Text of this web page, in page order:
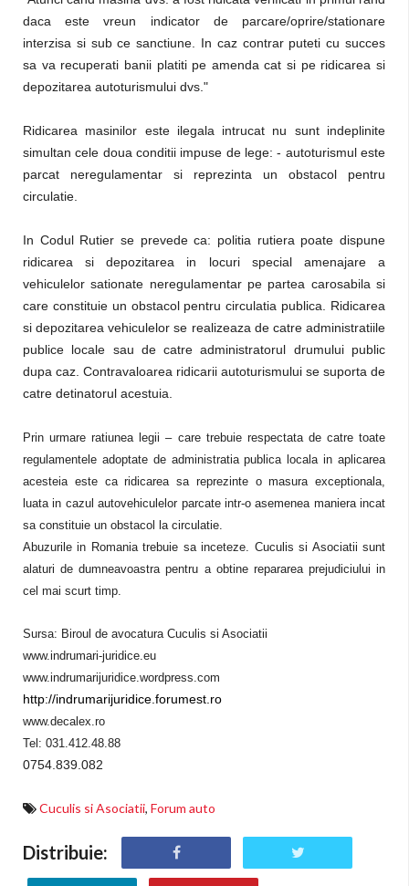
daca este vreun indicator de parcare/oprire/stationare
interzisa si sub ce sanctiune. In caz contrar puteti cu succes
sa va recuperati banii platiti pe amenda cat si pe ridicarea si
depozitarea autoturismului dvs."
Ridicarea masinilor este ilegala intrucat nu sunt indeplinite
simultan cele doua conditii impuse de lege: - autoturismul este
parcat neregulamentar si reprezinta un obstacol pentru
circulatie.
In Codul Rutier se prevede ca: politia rutiera poate dispune
ridicarea si depozitarea in locuri special amenajare a
vehiculelor sationate neregulamentar pe partea carosabila si
care constituie un obstacol pentru circulatia publica. Ridicarea
si depozitarea vehiculelor se realizeaza de catre administratiile
publice locale sau de catre administratorul drumului public
dupa caz. Contravaloarea ridicarii autoturismului se suporta de
catre detinatorul acestuia.
Prin urmare ratiunea legii – care trebuie respectata de catre toate
regulamentele adoptate de administratia publica locala in aplicarea
acesteia este ca ridicarea sa reprezinte o masura exceptionala,
luata in cazul autovehiculelor parcate intr-o asemenea maniera incat
sa constituie un obstacol la circulatie.
Abuzurile in Romania trebuie sa inceteze. Cuculis si Asociatii sunt
alaturi de dumneavoastra pentru a obtine repararea prejudiciului in
cel mai scurt timp.
Sursa: Biroul de avocatura Cuculis si Asociatii
www.indrumari-juridice.eu
www.indrumarijuridice.wordpress.com
http://indrumarijuridice.forumest.ro
www.decalex.ro
Tel: 031.412.48.88
0754.839.082
Cuculis si Asociatii, Forum auto
Distribuie: